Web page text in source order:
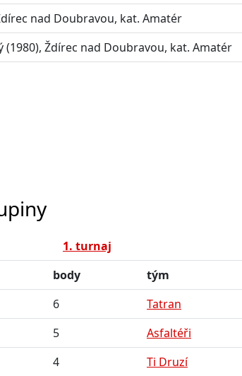
nad Doubravou, kat. Amatér
(1980), Ždírec nad Doubravou, kat. Amatér
1. turnaj
body
tým
6
Tatran
5
Asfaltéři
4 Ti Druzí